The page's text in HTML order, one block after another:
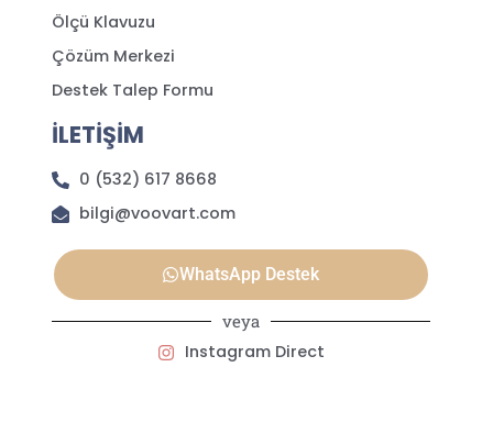
Ölçü Klavuzu
Çözüm Merkezi
Destek Talep Formu
İLETİŞİM
0 (532) 617 8668
bilgi@voovart.com
WhatsApp Destek
veya
Instagram Direct